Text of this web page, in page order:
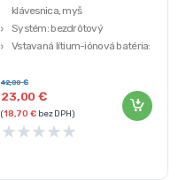
klávesnica, myš
Systém: bezdrôtový
Vstavaná lítium-iónová batéria:
Nabíjanie: USB – micro USB (kábel
súčasťou balenia)
Vzdialenosť: 10 m
23,00€
42,00€
(18,70€bez DPH)
★★★★★